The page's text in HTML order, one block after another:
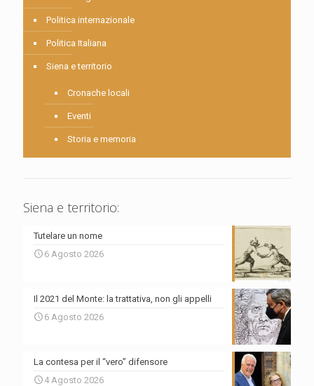
Politica internazionale
Politica Italiana
Siena e territorio
Cronache locali
Eventi
Storia e memoria
Siena e territorio:
Tutelare un nome
6 Agosto 2026
Il 2021 del Monte: la trattativa, non gli appelli
6 Agosto 2026
La contesa per il “vero” difensore
4 Agosto 2026